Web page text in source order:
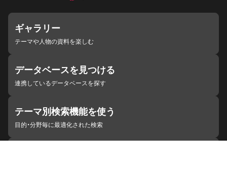
ギャラリー
テーマや人物の資料を楽しむ
データベースを見つける
連携しているデータベースを探す
テーマ別検索機能を使う
目的・分野毎に最適化された検索